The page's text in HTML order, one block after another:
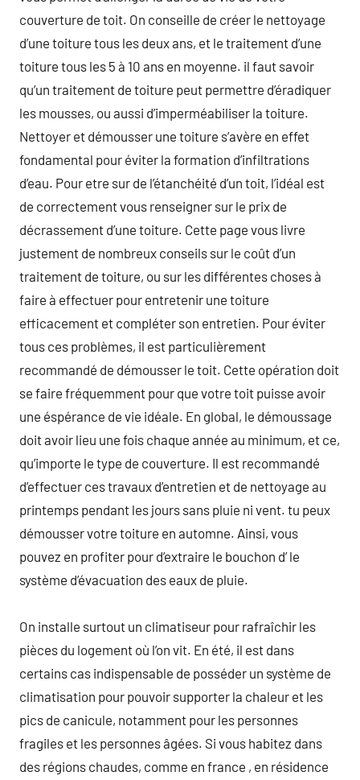
couverture de toit. On conseille de créer le nettoyage
d’une toiture tous les deux ans, et le traitement d’une
toiture tous les 5 à 10 ans en moyenne. il faut savoir
qu’un traitement de toiture peut permettre d’éradiquer
les mousses, ou aussi d’imperméabiliser la toiture.
Nettoyer et démousser une toiture s’avère en effet
fondamental pour éviter la formation d’infiltrations
d’eau. Pour etre sur de l’étanchéité d’un toit, l’idéal est
de correctement vous renseigner sur le prix de
décrassement d’une toiture. Cette page vous livre
justement de nombreux conseils sur le coût d’un
traitement de toiture, ou sur les différentes choses à
faire à effectuer pour entretenir une toiture
efficacement et compléter son entretien. Pour éviter
tous ces problèmes, il est particulièrement
recommandé de démousser le toit. Cette opération doit
se faire fréquemment pour que votre toit puisse avoir
une éspérance de vie idéale. En global, le démoussage
doit avoir lieu une fois chaque année au minimum, et ce,
qu’importe le type de couverture. Il est recommandé
d’effectuer ces travaux d’entretien et de nettoyage au
printemps pendant les jours sans pluie ni vent. tu peux
démousser votre toiture en automne. Ainsi, vous
pouvez en profiter pour d’extraire le bouchon d’ le
système d’évacuation des eaux de pluie.
On installe surtout un climatiseur pour rafraîchir les
pièces du logement où l’on vit. En été, il est dans
certains cas indispensable de posséder un système de
climatisation pour pouvoir supporter la chaleur et les
pics de canicule, notamment pour les personnes
fragiles et les personnes âgées. Si vous habitez dans
des régions chaudes, comme en france , en résidence